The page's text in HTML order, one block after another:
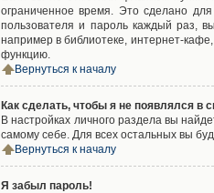
ограниченное время. Это сделано
пользователя и пароль каждый раз,
например в библиотеке, интернет-
функцию.
Вернуться к началу
Как сделать, чтобы я не появлялся в
В настройках личного раздела вы
самому себе. Для всех остальных вы
Вернуться к началу
Я забыл пароль!